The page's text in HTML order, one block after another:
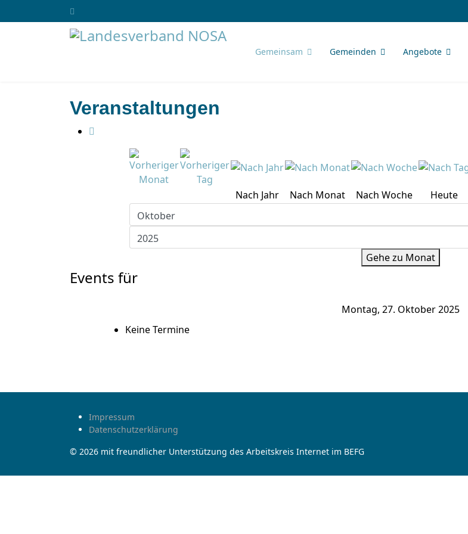
Gemeinsam Gemeinden Angebote
Veranstaltungen
Nach Jahr Nach Monat Nach Woche Heute
Gehe zu Monat
Events für
Montag, 27. Oktober 2025
Keine Termine
Impressum
Datenschutzerklärung
© 2026 mit freundlicher Unterstützung des Arbeitskreis Internet im BEFG